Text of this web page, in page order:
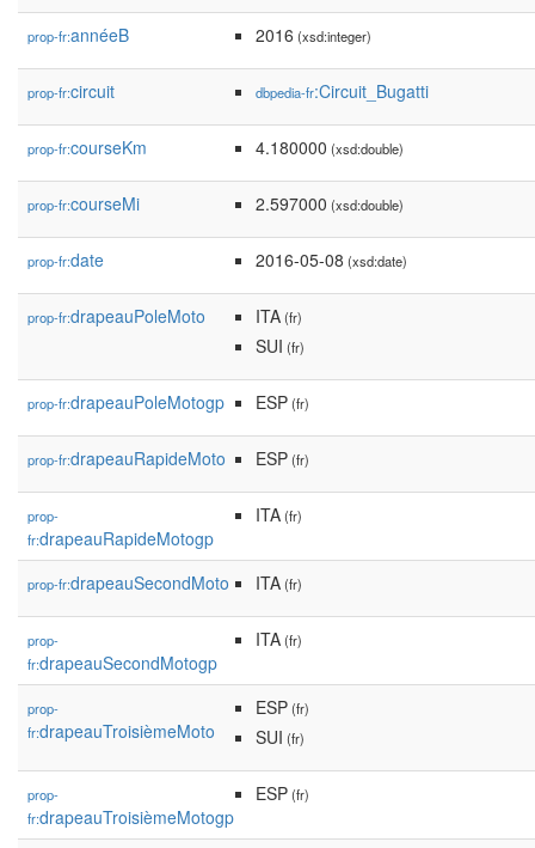
prop-fr:annéeB 2016 (xsd:integer)
prop-fr:circuit dbpedia-fr:Circuit_Bugatti
prop-fr:courseKm 4.180000 (xsd:double)
prop-fr:courseMi 2.597000 (xsd:double)
prop-fr:date 2016-05-08 (xsd:date)
prop-fr:drapeauPoleMoto ITA(fr)
SUI (fr)
prop-fr:drapeauPoleMotogp ESP(fr)
prop-fr:drapeauRapideMoto ESP(fr)
prop-
fr:drapeauRapideMotogp
ITA(fr)
prop-fr:drapeauSecondMoto ITA(fr)
prop-
fr:drapeauSecondMotogp
ITA(fr)
prop-
fr:drapeauTroisièmeMoto
ESP(fr)
SUI (fr)
prop-
fr:drapeauTroisièmeMotogp
ESP(fr)